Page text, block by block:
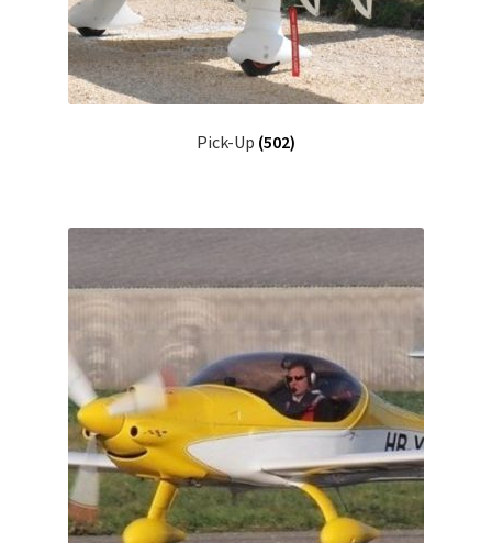
Pick-Up (502)